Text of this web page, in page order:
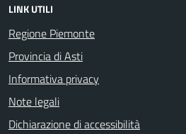
LINK UTILI
Regione Piemonte
Provincia di Asti
Informativa privacy
Note legali
Dichiarazione di accessibilità